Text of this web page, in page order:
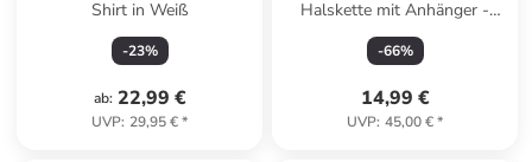
Shirt in Weiß
-23%
ab: 22,99 €
UVP: 29,95 €*
Halskette mit Anhänger -
(L)37 cm
-66%
14,99 €
UVP: 45,00 €*